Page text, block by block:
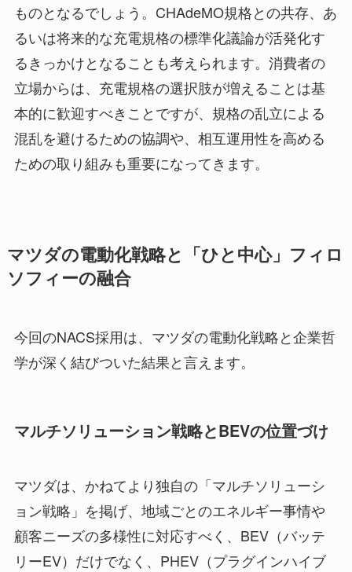
ものとなるでしょう。CHAdeMO規格との共存、あ
るいは将来的な充電規格の標準化議論が活発化す
るきっかけとなることも考えられます。消費者の
立場からは、充電規格の選択肢が増えることは基
本的に歓迎すべきことですが、規格の乱立による
混乱を避けるための協調や、相互運用性を高める
ための取り組みも重要になってきます。
マツダの電動化戦略と「ひと中心」フィロ
ソフィーの融合
今回のNACS採用は、マツダの電動化戦略と企業哲
学が深く結びついた結果と言えます。
マルチソリューション戦略とBEVの位置づけ
マツダは、かねてより独自の「マルチソリューシ
ョン戦略」を掲げ、地域ごとのエネルギー事情や
顧客ニーズの多様性に対応すべく、BEV（バッテ
リーEV）だけでなく、PHEV（プラグインハイブ